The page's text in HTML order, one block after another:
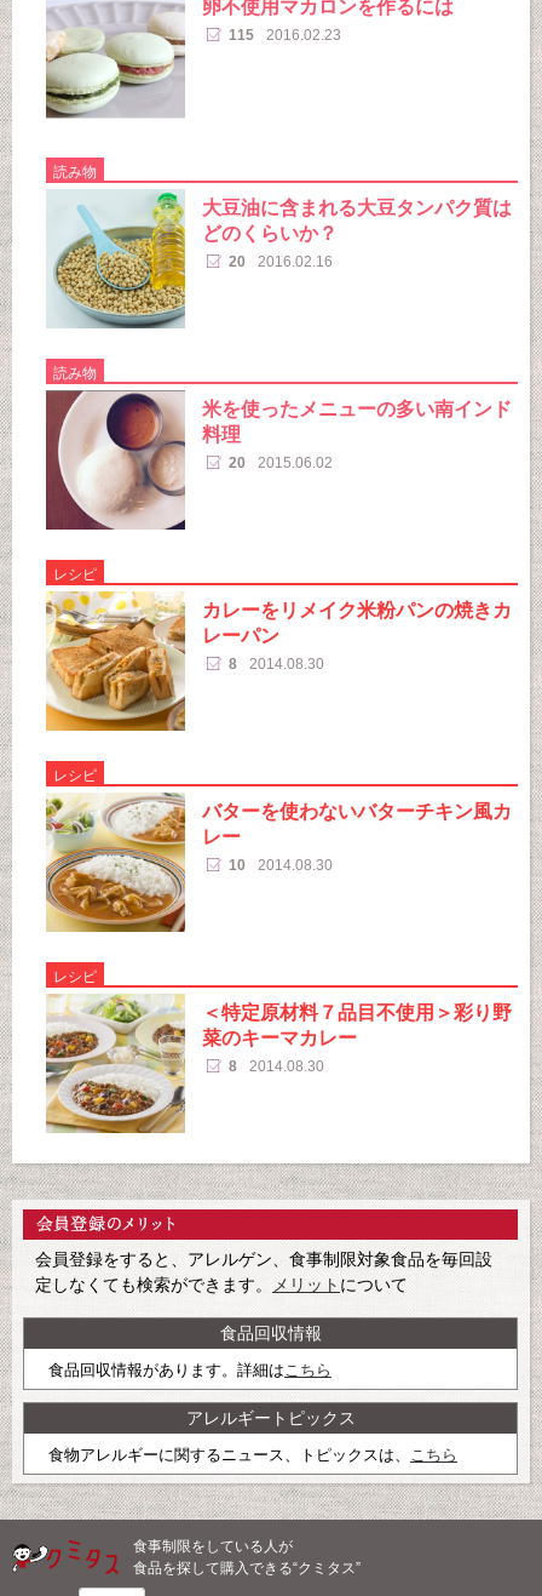
卵不使用マカロンを作るには
115 2016.02.23
読み物
大豆油に含まれる大豆タンパク質は
どのくらいか？
20 2016.02.16
読み物
米を使ったメニューの多い南インド
料理
20 2015.06.02
レシピ
カレーをリメイク米粉パンの焼きカ
レーパン
8 2014.08.30
レシピ
バターを使わないバターチキン風カ
レー
10 2014.08.30
レシピ
＜特定原材料７品目不使用＞彩り野
菜のキーマカレー
8 2014.08.30
会員登録をすると、アレルゲン、食事制限対象食品を毎回設
定しなくても検索ができます。
メリット について
食品回収情報
食品回収情報があります。詳細はこちら
アレルギートピックス
食物アレルギーに関するニュース、トピックスは、 こちら
食事制限をしている人が
食品を探して購入できる“クミタス”